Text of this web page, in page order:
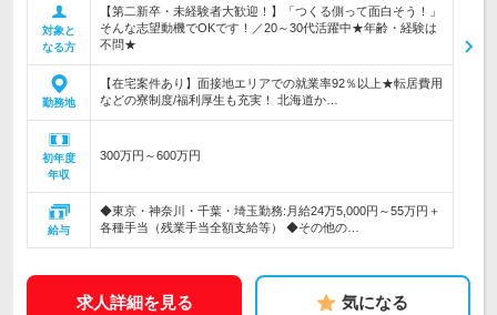
対象と
なる方
【第二新卒・未経験者大歓迎！】「つくる側って面白そう！」
そんな志望動機でOKです！／20～30代活躍中★年齢・経験は
不問★
勤務地
【在宅案件あり】面接地エリアでの就業率92％以上★転居費用
などの寮制度/福利厚生も充実！ 北海道か…
初年度
年収
300万円～600万円
給与
◆東京・神奈川・千葉・埼玉勤務:月給24万5,000円～55万円＋
各種手当（残業手当全額支給等） ◆その他の…
求人詳細を見る 気になる